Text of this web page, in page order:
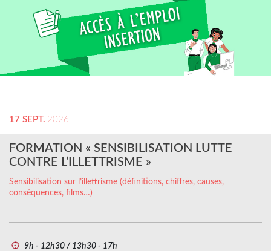
17 SEPT. 2026
FORMATION « SENSIBILISATION LUTTE
CONTRE L’ILLETTRISME »
Sensibilisation sur l’illettrisme (définitions, chiffres, causes,
conséquences, films…)
9h - 12h30 / 13h30 - 17h